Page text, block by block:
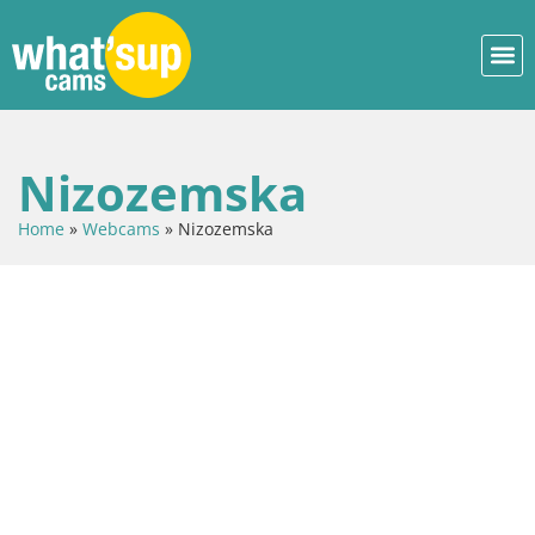
Nizozemska
Home » Webcams » Nizozemska